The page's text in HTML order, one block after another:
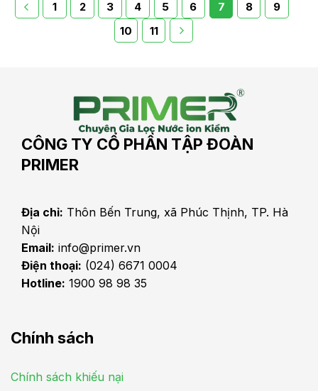
1 2 3 4 5 6 7 8
9
10
11
CÔNG TY CỔ PHẦN TẬP ĐOÀN
PRIMER
Địa chỉ: Thôn Bến Trung, xã Phúc Thịnh, TP. Hà
Nội
Email: info@primer.vn
Điện thoại: (024) 6671 0004
Hotline: 1900 98 98 35
Chính sách
Chính sách khiếu nại